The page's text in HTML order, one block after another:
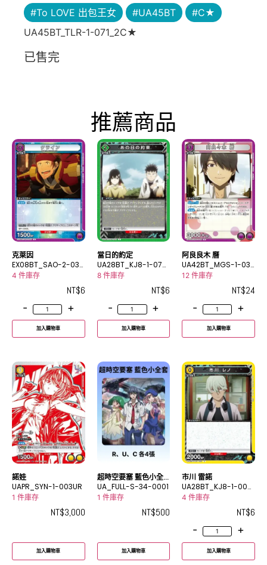
#To LOVE 出包王女 #UA45BT
#C★
UA45BT_TLR-1-071_2C★
已售完
推薦商品
克萊因
EX08BT_SAO-2-037
C
4 件庫存
NT$6
-
+
加入購物車
當日的約定
UA28BT_KJ8-1-075
C
8 件庫存
NT$6
-
+
加入購物車
阿良良木 曆
UA42BT_MGS-1-03
9R
12 件庫存
NT$24
-
+
加入購物車
諾娃
UAPR_SYN-1-003UR
1 件庫存
NT$3,000
加入購物車
超時空要塞 藍色小全
套
UA_FULL-S-34-0001
1 件庫存
NT$500
加入購物車
市川 雷諾
UA28BT_KJ8-1-009
C
4 件庫存
NT$6
-
+
加入購物車